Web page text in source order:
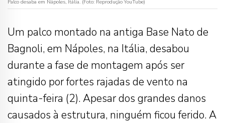
Palco desaba em Nápoles, Itália. (Foto: Reprodução YouTube)
Um palco montado na antiga Base Nato de
Bagnoli, em Nápoles, na Itália, desabou
durante a fase de montagem após ser
atingido por fortes rajadas de vento na
quinta-feira (2). Apesar dos grandes danos
causados à estrutura, ninguém ficou ferido. A